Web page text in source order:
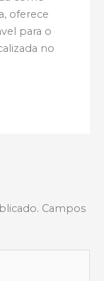
oferece
para o
no
Campos